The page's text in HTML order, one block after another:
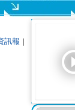
訊報 |